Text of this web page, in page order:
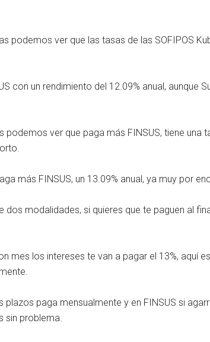
podemos ver que las tasas de las SOFIPOS
con un rendimiento del 12.09% anual, aunque
ver que paga más FINSUS, tiene una
más FINSUS, un 13.09% anual, ya muy por
dos modalidades, si quieres que te paguen al
mes los intereses te van a pagar el 13%, aquí
plazos paga mensualmente y en FINSUS si
sin problema.